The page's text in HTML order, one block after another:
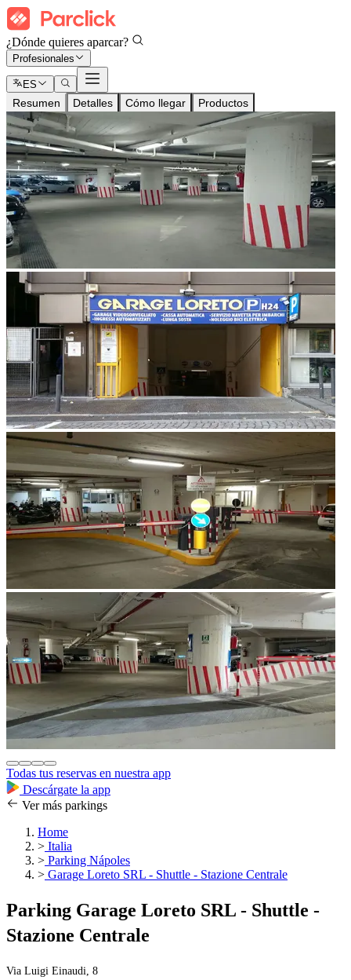
¿Dónde quieres aparcar?
Profesionales
ES
Resumen Detalles Cómo llegar Productos
Todas tus reservas en nuestra app
Descárgate la app
Ver más parkings
Home
> Italia
> Parking Nápoles
> Garage Loreto SRL - Shuttle - Stazione Centrale
Parking Garage Loreto SRL - Shuttle -
Stazione Centrale
Via Luigi Einaudi, 8